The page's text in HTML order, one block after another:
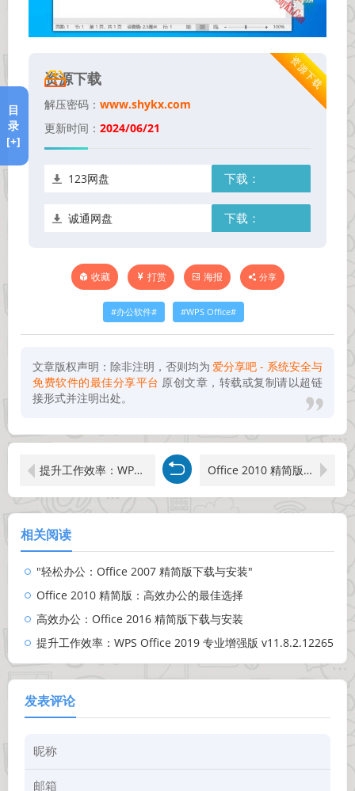
资源下载
资源下载
解压密码： www.shykx.com
更新时间： 2024/06/21
下载：
123网盘
下载：
诚通网盘
收藏 打赏 海报 分享
办公软件 WPS Office
文章版权声明：除非注明，否则均为 爱分享吧 - 系统安全与
免费软件的最佳分享平台 原创文章，转载或复制请以超链
接形式并注明出处。
提升工作效率：WPS Office 2019 专业增强版 v11.8.2.12265 Office 2010 精简版：高效办公的最佳选择
相关阅读
"轻松办公：Office 2007 精简版下载与安装"
Office 2010 精简版：高效办公的最佳选择
高效办公：Office 2016 精简版下载与安装
提升工作效率：WPS Office 2019 专业增强版 v11.8.2.12265
发表评论
目
录
[+]